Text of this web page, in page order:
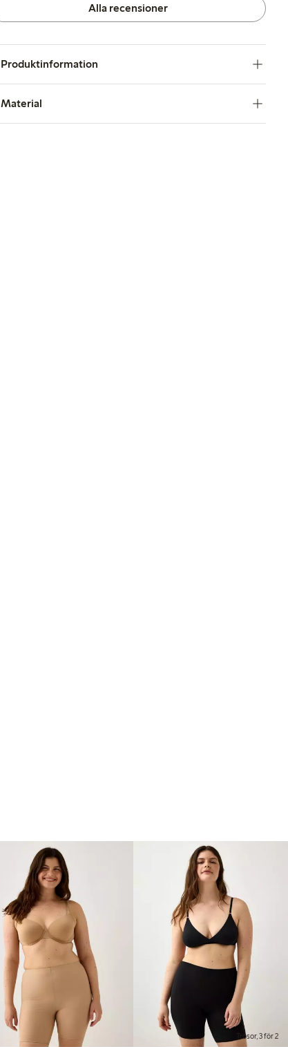
Alla recensioner
Produktinformation
Material
Trosor, 3 för 2